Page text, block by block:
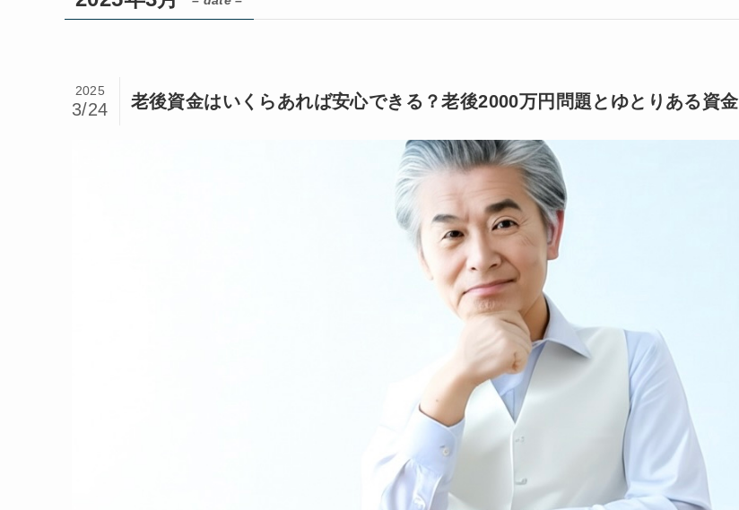
老後資金はいくらあれば安心できる？老後2000万円問題とゆとりある資金
2025
3/24